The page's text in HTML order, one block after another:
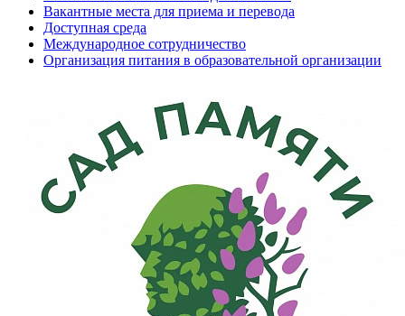
Вакантные места для приема и перевода
Доступная среда
Международное сотрудничество
Организация питания в образовательной организации